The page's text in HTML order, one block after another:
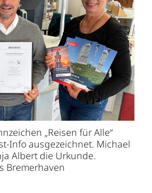
„Reisen für Alle“
Info ausgezeichnet. Michael
Albert die Urkunde.
Bremerhaven